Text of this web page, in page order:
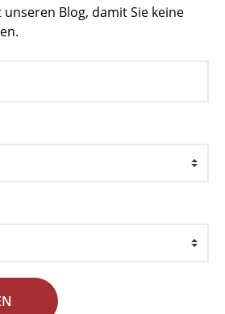
Blog, damit Sie keine